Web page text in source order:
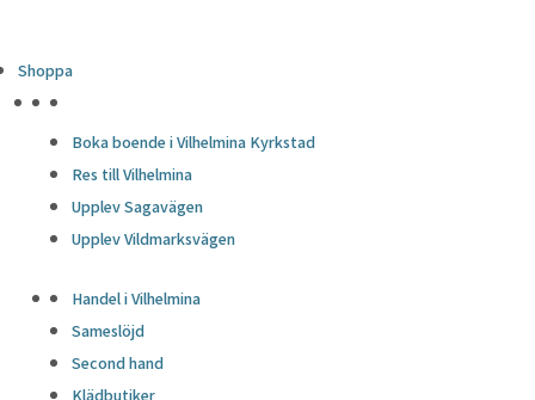
Shoppa
Boka boende i Vilhelmina Kyrkstad
Res till Vilhelmina
Upplev Sagavägen
Upplev Vildmarksvägen
Handel i Vilhelmina
Sameslöjd
Second hand
Klädbutiker